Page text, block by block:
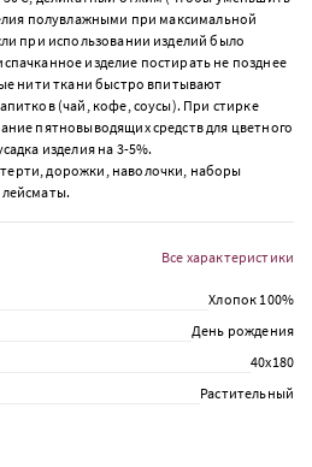
полувлажными при максимальной
при использовании изделий было
изделие постирать не позднее
нити ткани быстро впитывают
(чай, кофе, соусы). При стирке
пятновыводящих средств для цветного
изделия на 3-5%.
дорожки, наволочки, наборы
Хлопок 100%
День рождения
40х180
Растительный
Все характеристики